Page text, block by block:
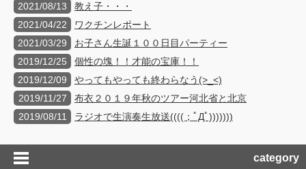
2021/08/13
教え子・・・
2021/04/22
ワクチンレポート
2021/03/29
お子さん生誕１００日目パーティー
2019/12/25
個性の塊！！才能の宝庫！！
2019/12/09
やってもやっても終わらなう(>_<)
2019/11/27
布衣２０１９年秋のツアー河北省と北京
2019/08/11
ラジオで生演奏生放送((((；ﾟДﾟ)))))))
category